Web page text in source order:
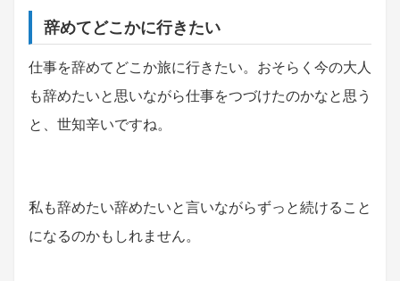
辞めてどこかに行きたい
仕事を辞めてどこか旅に行きたい。おそらく今の大人
も辞めたいと思いながら仕事をつづけたのかなと思う
と、世知辛いですね。
私も辞めたい辞めたいと言いながらずっと続けること
になるのかもしれません。